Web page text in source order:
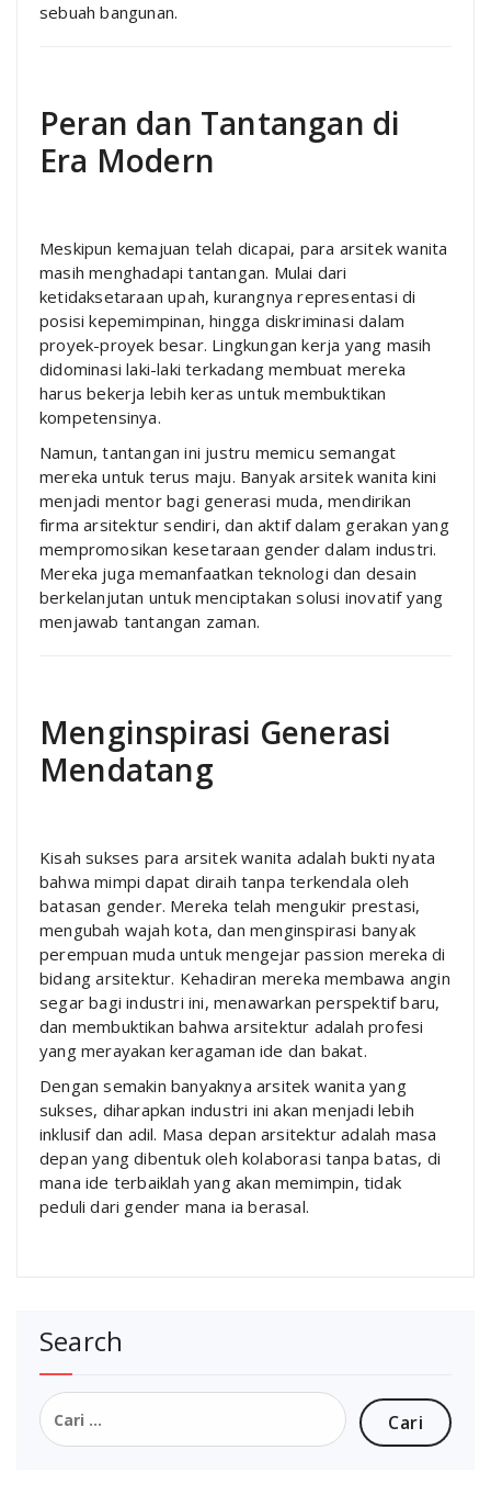
sebuah bangunan.
Peran dan Tantangan di
Era Modern
Meskipun kemajuan telah dicapai, para arsitek wanita
masih menghadapi tantangan. Mulai dari
ketidaksetaraan upah, kurangnya representasi di
posisi kepemimpinan, hingga diskriminasi dalam
proyek-proyek besar. Lingkungan kerja yang masih
didominasi laki-laki terkadang membuat mereka
harus bekerja lebih keras untuk membuktikan
kompetensinya.
Namun, tantangan ini justru memicu semangat
mereka untuk terus maju. Banyak arsitek wanita kini
menjadi mentor bagi generasi muda, mendirikan
firma arsitektur sendiri, dan aktif dalam gerakan yang
mempromosikan kesetaraan gender dalam industri.
Mereka juga memanfaatkan teknologi dan desain
berkelanjutan untuk menciptakan solusi inovatif yang
menjawab tantangan zaman.
Menginspirasi Generasi
Mendatang
Kisah sukses para arsitek wanita adalah bukti nyata
bahwa mimpi dapat diraih tanpa terkendala oleh
batasan gender. Mereka telah mengukir prestasi,
mengubah wajah kota, dan menginspirasi banyak
perempuan muda untuk mengejar passion mereka di
bidang arsitektur. Kehadiran mereka membawa angin
segar bagi industri ini, menawarkan perspektif baru,
dan membuktikan bahwa arsitektur adalah profesi
yang merayakan keragaman ide dan bakat.
Dengan semakin banyaknya arsitek wanita yang
sukses, diharapkan industri ini akan menjadi lebih
inklusif dan adil. Masa depan arsitektur adalah masa
depan yang dibentuk oleh kolaborasi tanpa batas, di
mana ide terbaiklah yang akan memimpin, tidak
peduli dari gender mana ia berasal.
Search
Cari
untuk: